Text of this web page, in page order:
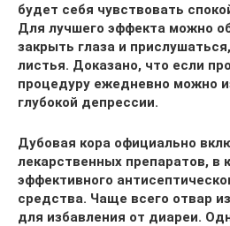
будет себя чувствовать
Для лучшего эффекта можно
закрыть глаза и
листья. Доказано, что если
процедуру ежедневно можно
глубокой депрессии.
Дубовая кора официально
лекарственных препаратов, в
эффективного
средства. Чаще всего отвар
для избавления от диареи.